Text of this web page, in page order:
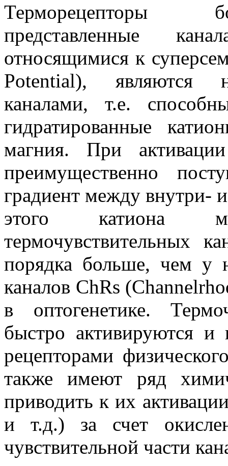
Терморецепторы
представленные
относящимися к
Potential), являются
каналами, т.е.
гидратированные
магния. При
преимущественно
градиент между внутри-
этого катиона
термочувствительных
порядка больше, чем у
каналов ChRs (
в оптогенетике.
быстро активируются и
рецепторами
также имеют ряд
приводить к их
и т.д.) за счет
чувствительной части